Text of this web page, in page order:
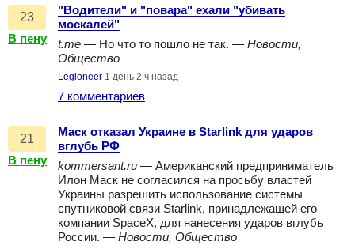
23
В пену
"Водители" и "повара" ехали "убивать
москалей"
t.me — Но что то пошло не так. — Новости,
Общество
Legioneer 1 день 2 ч назад
7 комментариев
21
В пену
Маск отказал Украине в Starlink для ударов
вглубь РФ
kommersant.ru — Американский предприниматель
Илон Маск не согласился на просьбу властей
Украины разрешить использование системы
спутниковой связи Starlink, принадлежащей его
компании SpaceX, для нанесения ударов вглубь
России. — Новости, Общество